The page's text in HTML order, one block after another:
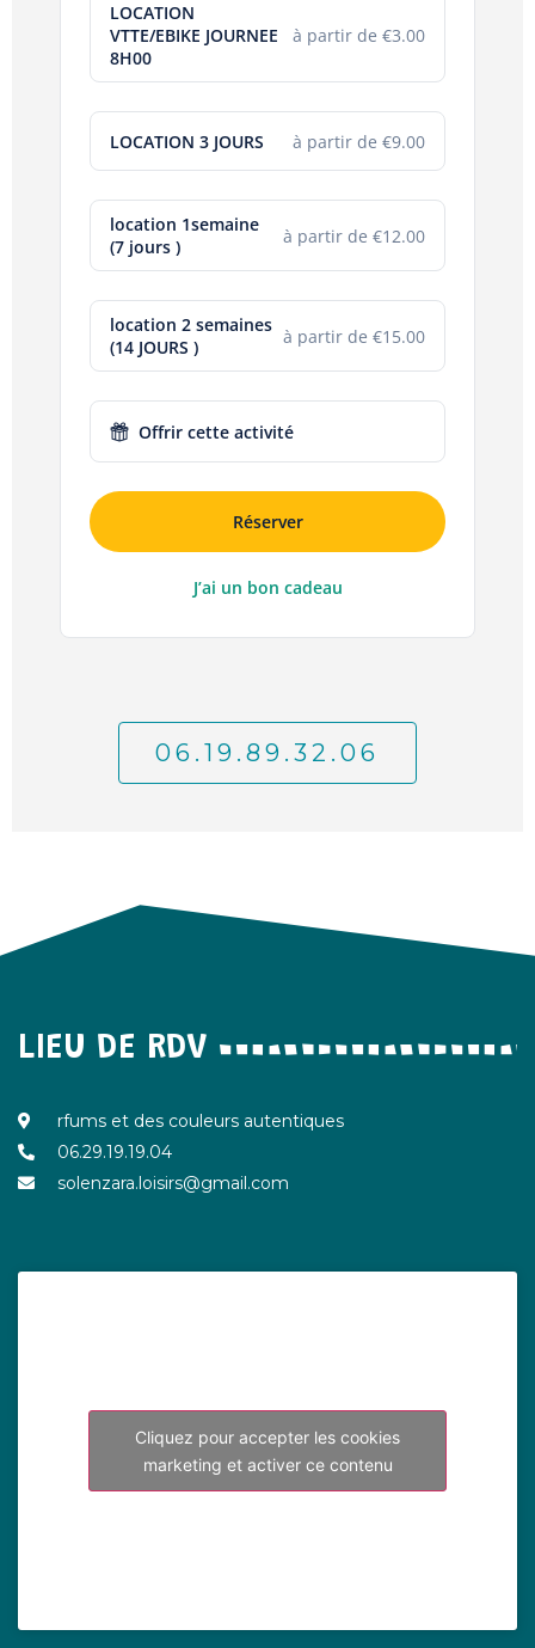
LOCATION
VTTE/EBIKE JOURNEE
8H00
à partir de €3.00
LOCATION 3 JOURS à partir de €9.00
location 1semaine
(7 jours )
à partir de €12.00
location 2 semaines
(14 JOURS )
à partir de €15.00
Offrir cette activité
Réserver
J’ai un bon cadeau
06.19.89.32.06
LIEU DE RDV
rfums et des couleurs autentiques
06.29.19.19.04
solenzara.loisirs@gmail.com
Cliquez pour accepter les cookies
marketing et activer ce contenu